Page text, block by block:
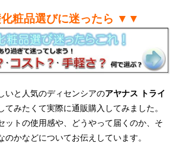
粧品選びに迷ったら ▼▼
いと人気のディセンシアのアヤナス トライ
てみたくて実際に通販購入してみました。
ットの使用感や、どうやって届くのか、そ
のかなどについてお伝えしています。